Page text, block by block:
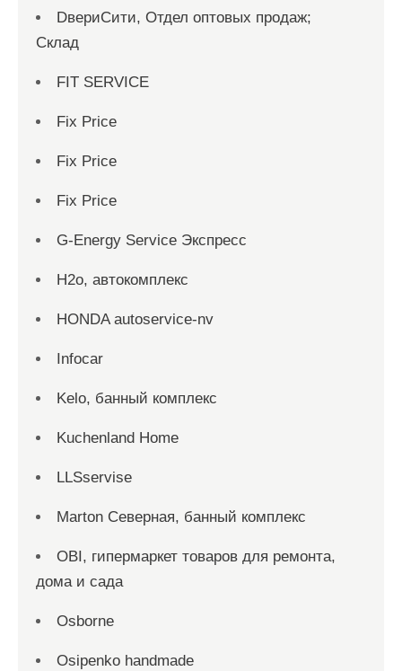
DвериСити, Отдел оптовых продаж;
Склад
FIT SERVICE
Fix Price
Fix Price
Fix Price
G-Energy Service Экспресс
H2о, автокомплекс
HONDA autoservice-nv
Infocar
Kelo, банный комплекс
Kuchenland Home
LLSservise
Marton Северная, банный комплекс
OBI, гипермаркет товаров для ремонта,
дома и сада
Osborne
Osipenko handmade